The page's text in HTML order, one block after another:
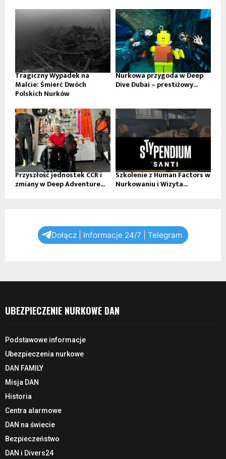
Tragiczny Wypadek na
Malcie: Śmierć Dwóch
Polskich Nurków
Nurkowa przygoda w Deep
Dive Dubai – prestiżowy...
Przyszłość jednostek CCR i
zmiany w Deep Adventure...
Szkolenie z Human Factors w
Nurkowaniu i Wizyta...
Dołącz | Informacje 24/7 | Telegram
UBEZPIECZENIE NURKOWE DAN
Podstawowe informacje
Ubezpieczenia nurkowe
DAN FAMILY
Misja DAN
Historia
Centra alarmowe
DAN na świecie
Bezpieczeństwo
DAN i Divers24